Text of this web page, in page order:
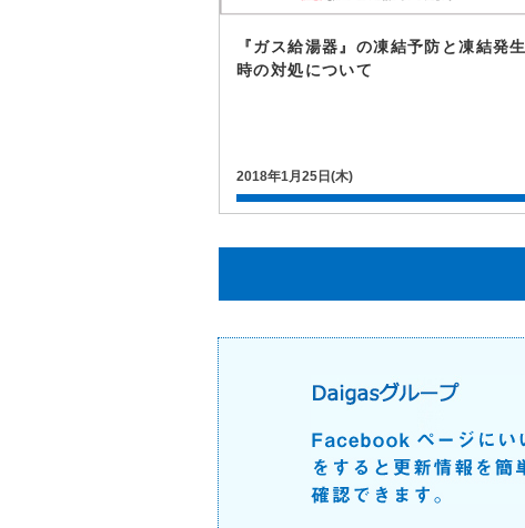
『ガス給湯器』の凍結予防と凍結発生
時の対処について
2018年1月25日(木)